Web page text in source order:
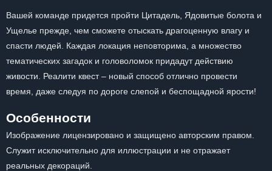
Вашей команде придется пройти Цитадель, Ядовитые болота и
Ущелье прежде, чем сможете отыскать драгоценную влагу и
спасти людей. Каждая локация неповторима, а множество
тематических загадок и головоломок придадут действию
живости. Реалити квест – новый способ отлично провести
время, даже следуя по дороге слепой и беспощадной ярости!
Особенности
Изображение лицензировано и защищено авторским правом.
Служит исключительно для иллюстрации и не отражает
реальных декораций.